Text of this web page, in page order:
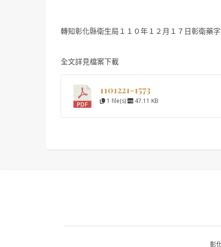
轉知彰化縣衛生局１１０年１２月１７日彰衛藥
全文詳見檔案下載
1101221-1573
1 file(s) 47.11 KB
彰